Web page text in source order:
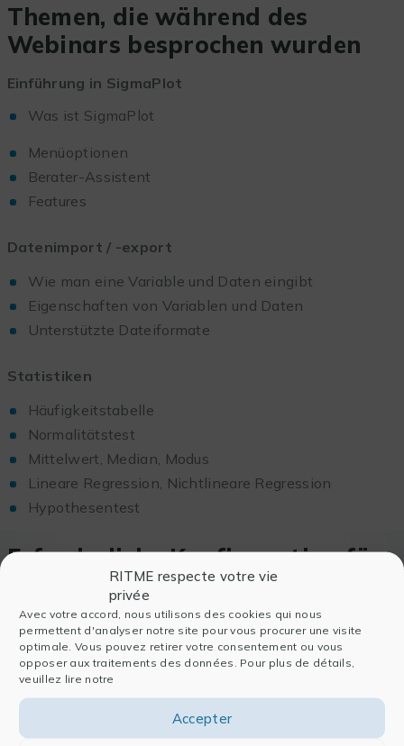
RITME respecte votre vie
privée
Avec votre accord, nous utilisons des cookies qui nous
permettent d'analyser notre site pour vous procurer une visite
optimale. Vous pouvez retirer votre consentement ou vous
opposer aux traitements des données. Pour plus de détails,
veuillez lire notre
Accepter
Themen, die während des
Webinars besprochen wurden
Einführung in SigmaPlot
Was ist SigmaPlot
Menüoptionen
Berater-Assistent
Features
Datenimport / -export
Wie man eine Variable und Daten eingibt
Eigenschaften von Variablen und Daten
Unterstützte Dateiformate
Statistiken
Häufigkeitstabelle
Normalitätstest
Mittelwert, Median, Modus
Lineare Regression, Nichtlineare Regression
Hypothesentest
Erforderliche Konfiguration für
die Teilnahme am Webinar
Am PC
Microsoft Windows® 8, 7, Vista, XP oder 2003 Server
Auf Mac
Mac OS® X 10.6 oder höher